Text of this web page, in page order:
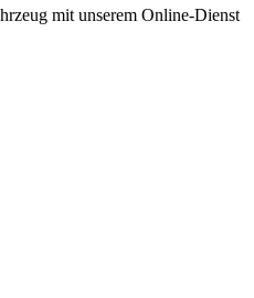
mit unserem Online-Dienst